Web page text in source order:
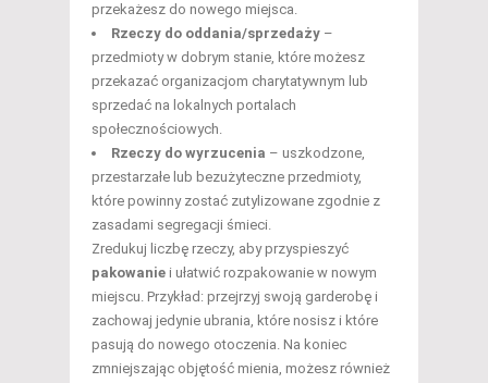
przekażesz do nowego miejsca.
Rzeczy do oddania/sprzedaży –
przedmioty w dobrym stanie, które możesz
przekazać organizacjom charytatywnym lub
sprzedać na lokalnych portalach
społecznościowych.
Rzeczy do wyrzucenia – uszkodzone,
przestarzałe lub bezużyteczne przedmioty,
które powinny zostać zutylizowane zgodnie z
zasadami segregacji śmieci.
Zredukuj liczbę rzeczy, aby przyspieszyć
pakowanie i ułatwić rozpakowanie w nowym
miejscu. Przykład: przejrzyj swoją garderobę i
zachowaj jedynie ubrania, które nosisz i które
pasują do nowego otoczenia. Na koniec
zmniejszając objętość mienia, możesz również